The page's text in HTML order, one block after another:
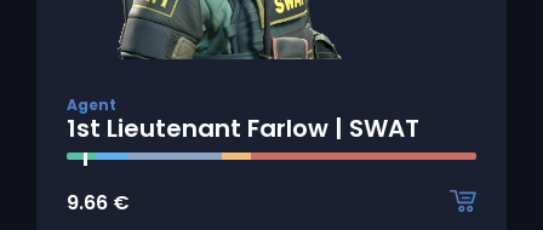
Agent
1st Lieutenant Farlow | SWAT
9.66 €